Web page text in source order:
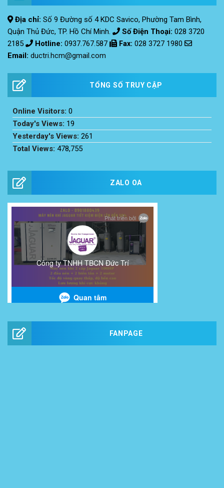
Địa chỉ:Số 9 Đường số 4 KDC Savico, Phường Tam Bình,
Quận Thủ Đức, TP. Hồ Chí Minh.
Số Điện Thoại:028 3720
2185
Hotline:0937.767.587 Fax: 028 3727 1980
Email:ductri.hcm@gmail.com
TỔNG SỐ TRUY CẬP
Online Visitors:0
Today's Views: 19
Yesterday's Views:
Total Views:478,755
ZALO OA
FANPAGE